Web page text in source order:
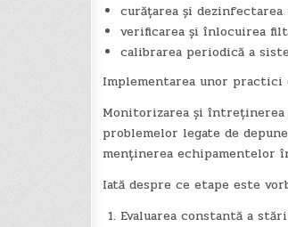
curățarea și
verificarea și înlocuirea
calibrarea periodică a
Implementarea unor practici
Monitorizarea și
problemelor legate de
menținerea echipamentelor
Iată despre ce etape este
Evaluarea constantă a